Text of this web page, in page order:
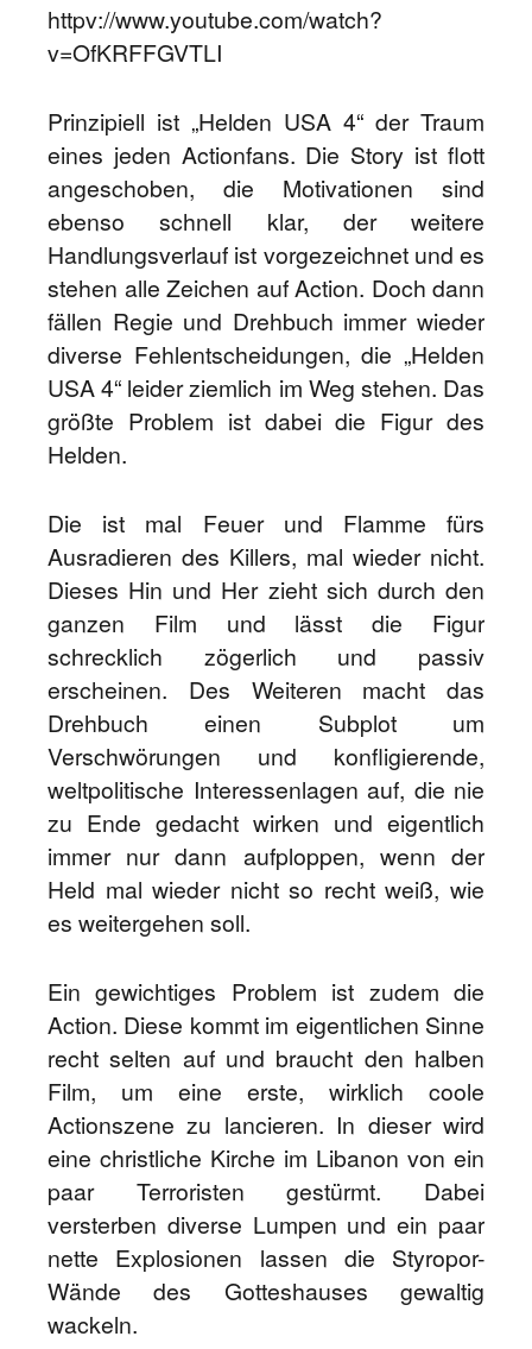
httpv://www.youtube.com/watch?
v=OfKRFFGVTLI
Prinzipiell ist „Helden USA 4“ der Traum
eines jeden Actionfans. Die Story ist flott
angeschoben, die Motivationen sind
ebenso schnell klar, der weitere
Handlungsverlauf ist vorgezeichnet und es
stehen alle Zeichen auf Action. Doch dann
fällen Regie und Drehbuch immer wieder
diverse Fehlentscheidungen, die „Helden
USA 4“ leider ziemlich im Weg stehen. Das
größte Problem ist dabei die Figur des
Helden.
Die ist mal Feuer und Flamme fürs
Ausradieren des Killers, mal wieder nicht.
Dieses Hin und Her zieht sich durch den
ganzen Film und lässt die Figur
schrecklich zögerlich und passiv
erscheinen. Des Weiteren macht das
Drehbuch einen Subplot um
Verschwörungen und konfligierende,
weltpolitische Interessenlagen auf, die nie
zu Ende gedacht wirken und eigentlich
immer nur dann aufploppen, wenn der
Held mal wieder nicht so recht weiß, wie
es weitergehen soll.
Ein gewichtiges Problem ist zudem die
Action. Diese kommt im eigentlichen Sinne
recht selten auf und braucht den halben
Film, um eine erste, wirklich coole
Actionszene zu lancieren. In dieser wird
eine christliche Kirche im Libanon von ein
paar Terroristen gestürmt. Dabei
versterben diverse Lumpen und ein paar
nette Explosionen lassen die Styropor-
Wände des Gotteshauses gewaltig
wackeln.